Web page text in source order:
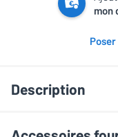
mon
Description
Points forts